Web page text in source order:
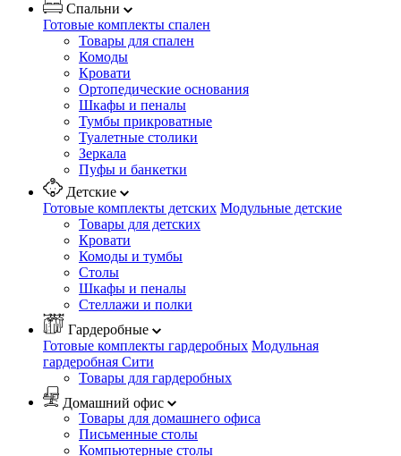
Спальни
Готовые комплекты спален
Товары для спален
Комоды
Кровати
Ортопедические основания
Шкафы и пеналы
Тумбы прикроватные
Туалетные столики
Зеркала
Пуфы и банкетки
Детские
Готовые комплекты детских Модульные детские
Товары для детских
Кровати
Комоды и тумбы
Столы
Шкафы и пеналы
Стеллажи и полки
Гардеробные
Готовые комплекты гардеробных Модульная
гардеробная Сити
Товары для гардеробных
Домашний офис
Товары для домашнего офиса
Письменные столы
Компьютерные столы